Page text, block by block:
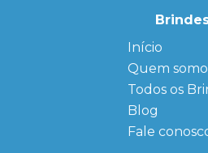
Início
Quem
← Back
FAQ
Sitemap
Todos os
← Back
Blog
Fale